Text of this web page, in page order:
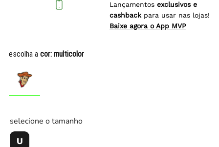
Lançamentos exclusivos e
cashback para usar nas lojas!
Baixe agora o App MVP
escolha a cor: multicolor
selecione o tamanho
U